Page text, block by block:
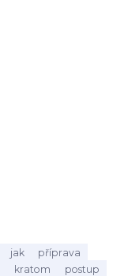
jak
příprava
kratom
postup